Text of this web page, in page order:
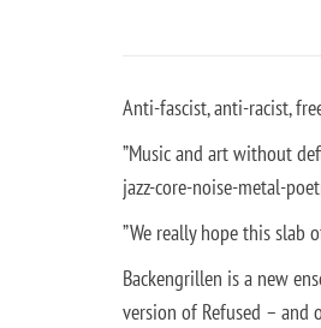
Anti-fascist, anti-racist,
”Music and art without
jazz-core-noise-metal-
”We really hope this slab
Backengrillen is a new
version of Refused – and